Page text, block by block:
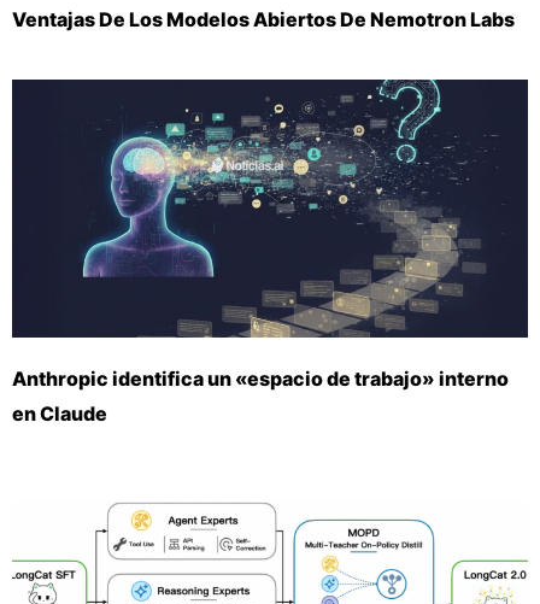
Ventajas De Los Modelos Abiertos De Nemotron Labs
Anthropic identifica un «espacio de trabajo» interno
en Claude